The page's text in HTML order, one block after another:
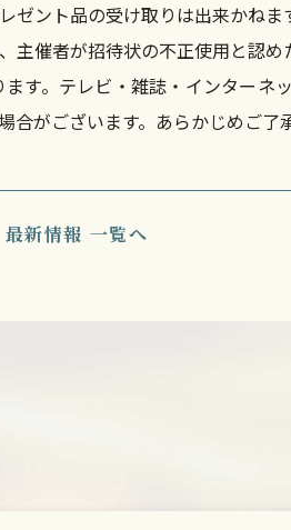
ント品の受け取りは出来かねま
催者が招待状の不正使用と認め
す。テレビ・雑誌・インターネ
がございます。あらかじめご了
最新情報 一覧へ